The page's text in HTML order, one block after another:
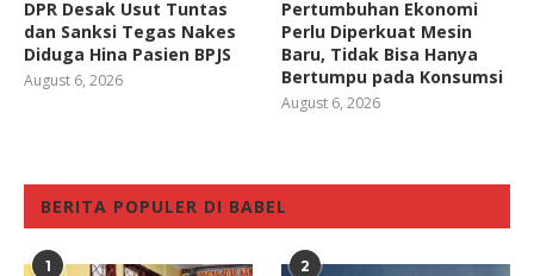
DPR Desak Usut Tuntas
dan Sanksi Tegas Nakes
Diduga Hina Pasien BPJS
August 6, 2026
Pertumbuhan Ekonomi
Perlu Diperkuat Mesin
Baru, Tidak Bisa Hanya
Bertumpu pada Konsumsi
August 6, 2026
BERITA POPULER DI BABEL
1 2